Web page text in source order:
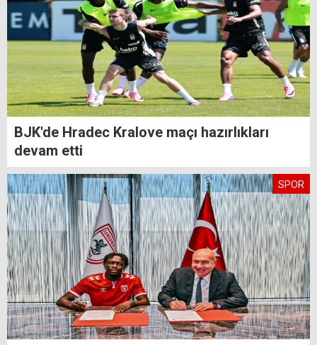
BJK'de Hradec Kralove maçı hazırlıkları
devam etti
SPOR